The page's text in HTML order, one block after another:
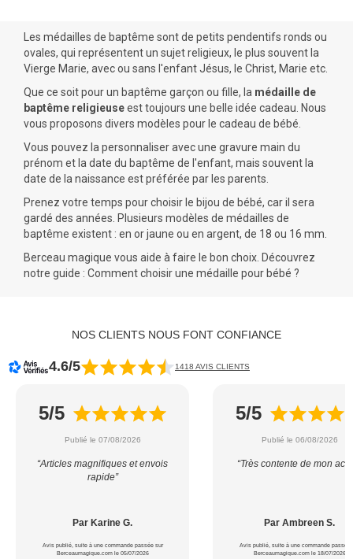
Les médailles de baptême sont de petits pendentifs ronds ou
ovales, qui représentent un sujet religieux, le plus souvent la
Vierge Marie, avec ou sans l'enfant Jésus, le Christ, Marie etc.
Que ce soit pour un baptême garçon ou fille, la médaille de
baptême religieuseest toujours une belle idée cadeau. Nous
vous proposons divers modèles pour le cadeau de bébé.
Vous pouvez la personnaliser avec une gravure main du
prénom et la date du baptême de l'enfant, mais souvent la
date de la naissance est préférée par les parents.
Prenez votre temps pour choisir le bijou de bébé, car il sera
gardé des années. Plusieurs modèles de médailles de
baptême existent : en or jaune ou en argent, de 18 ou 16 mm.
Berceau magique vous aide à faire le bon choix. Découvrez
notre guide : Comment choisir une médaille pour bébé ?
NOS CLIENTS NOUS FONT CONFIANCE
4.6/5 1418 AVIS CLIENTS
5/5
Publié le 07/08/2026
“Articles magnifiques et envois
rapide”
Par Karine G.
Avis publié, suite à une commande passée sur
Berceaumagique.com le 05/07/2026
5/5
Publié le 06/08/2026
“Très contente de mon
Par Ambreen S.
Avis publié, suite à une commande passée
Berceaumagique.com le 18/07/2026